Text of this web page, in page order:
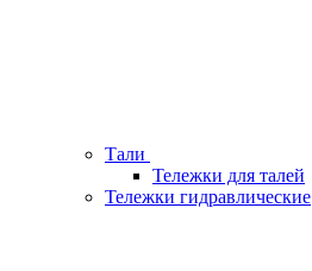
Тали
Тележки для талей
Тележки гидравлические